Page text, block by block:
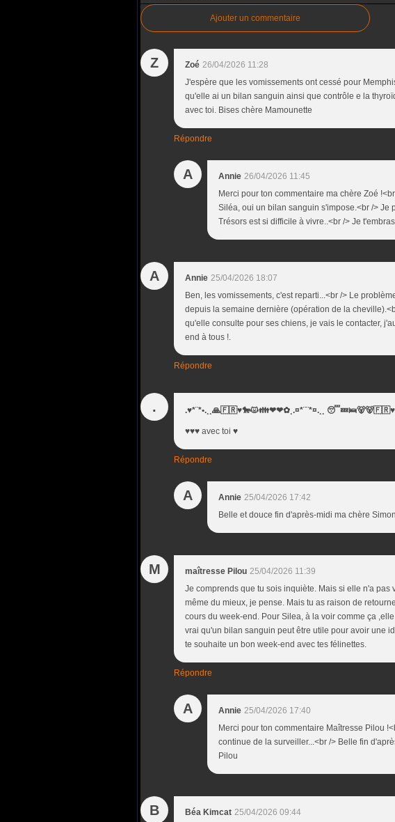
Ajouter un commentaire
Z Zoé 26/04/2026 11:28
J'espère que les vomissements ont cessé pour
qu'elle ai un bilan sanguin ainsi que contrôle e la
avec toi. Bises chère Mamounette
Répondre
A Annie 26/04/2026 11:45
Merci pour ton commentaire ma chère Zoé
Siléa, oui un bilan sanguin s'impose.<br /> Je
Trésors est si difficile à vivre..<br /> Je
A Annie 25/04/2026 18:07
Ben, les vomissements, c'est reparti...<br /> Le
depuis la semaine dernière (opération de la
qu'elle consulte pour ses chiens, je vais le contacter,
end à tous !.
Répondre
. .♥*¨*•.¸¸🙏🇫🇷♥️🐎😾👪❤❤✿¸.¤*¨¨*¤.¸¸
♥️♥️♥️ avec toi ♥️
Répondre
A Annie 25/04/2026 17:42
Belle et douce fin d'après-midi ma chère
M maîtresse Pilou 25/04/2026 11:39
Je comprends que tu sois inquiète. Mais si elle n'a pas
même du mieux, je pense. Mais tu as raison de
cours du week-end. Pour Silea, à la voir comme ça
vrai qu'un bilan sanguin peut être utile pour avoir une
te souhaite un bon week-end avec tes félinettes.
Répondre
A Annie 25/04/2026 17:40
Merci pour ton commentaire Maîtresse Pilou
continue de la surveiller...<br /> Belle fin
Pilou
B Béa Kimcat 25/04/2026 09:44